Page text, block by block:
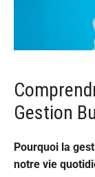
Gestion
Pourquoi la
notre vie